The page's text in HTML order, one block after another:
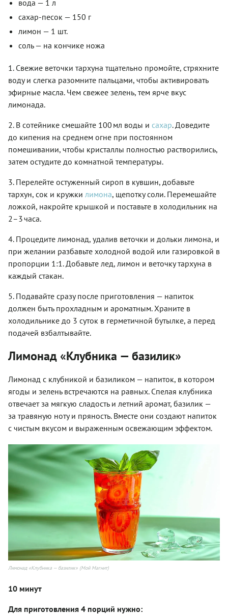
вода — 1 л
сахар-песок — 150 г
лимон — 1 шт.
соль — на кончике ножа
1. Свежие веточки тархуна тщательно промойте, стряхните
воду и слегка разомните пальцами, чтобы активировать
эфирные масла. Чем свежее зелень, тем ярче вкус
лимонада.
2. В сотейнике смешайте 100 мл воды и сахар. Доведите
до кипения на среднем огне при постоянном
помешивании, чтобы кристаллы полностью растворились,
затем остудите до комнатной температуры.
3. Перелейте остуженный сироп в кувшин, добавьте
тархун, сок и кружки лимона, щепотку соли. Перемешайте
ложкой, накройте крышкой и поставьте в холодильник на
2–3 часа.
4. Процедите лимонад, удалив веточки и дольки лимона, и
при желании разбавьте холодной водой или газировкой в
пропорции 1:1. Добавьте лед, лимон и веточку тархуна в
каждый стакан.
5. Подавайте сразу после приготовления — напиток
должен быть прохладным и ароматным. Храните в
холодильнике до 3 суток в герметичной бутылке, а перед
подачей взбалтывайте.
Лимонад «Клубника — базилик»
Лимонад с клубникой и базиликом — напиток, в котором
ягоды и зелень встречаются на равных. Спелая клубника
отвечает за мягкую сладость и летний аромат, базилик —
за травяную ноту и пряность. Вместе они создают напиток
с чистым вкусом и выраженным освежающим эффектом.
Лимонад «Клубника — базилик» (Мой Магнит)
10 минут
Для приготовления 4 порций нужно: